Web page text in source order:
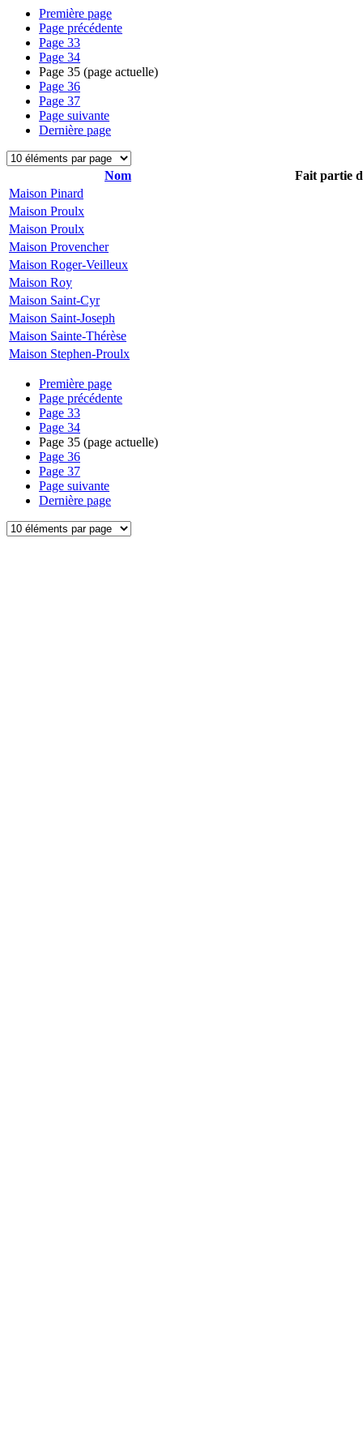
Première page
Page précédente
Page 33
Page 34
Page 35 (page actuelle)
Page 36
Page 37
Page suivante
Dernière page
Nom
Fait partie
Maison Pinard
Maison Proulx
Maison Proulx
Maison Provencher
Maison Roger-Veilleux
Maison Roy
Maison Saint-Cyr
Maison Saint-Joseph
Maison Sainte-Thérèse
Maison Stephen-Proulx
Première page
Page précédente
Page 33
Page 34
Page 35 (page actuelle)
Page 36
Page 37
Page suivante
Dernière page